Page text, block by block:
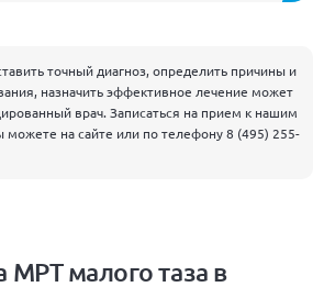
точный диагноз, определить причины и
назначить эффективное лечение может
врач. Записаться на прием к нашим
можете на сайте или по телефону8 (495) 255-
МРТ малого таза в